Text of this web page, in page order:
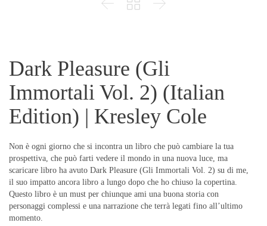
  
Dark Pleasure (Gli
Immortali Vol. 2) (Italian
Edition) | Kresley Cole
Non è ogni giorno che si incontra un libro che può cambiare la tua
prospettiva, che può farti vedere il mondo in una nuova luce, ma
scaricare libro ha avuto Dark Pleasure (Gli Immortali Vol. 2) su di me,
il suo impatto ancora libro a lungo dopo che ho chiuso la copertina.
Questo libro è un must per chiunque ami una buona storia con
personaggi complessi e una narrazione che terrà legati fino all’ultimo
momento.